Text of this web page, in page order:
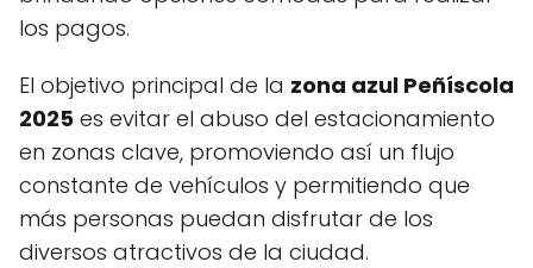
los pagos.
El objetivo principal de la zona azul Peñíscola
2025 es evitar el abuso del estacionamiento
en zonas clave, promoviendo así un flujo
constante de vehículos y permitiendo que
más personas puedan disfrutar de los
diversos atractivos de la ciudad.